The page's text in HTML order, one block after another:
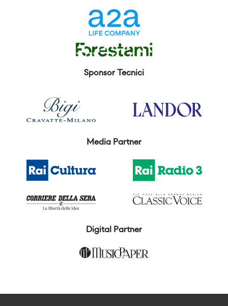
Sponsor Tecnici
Media Partner
Digital Partner